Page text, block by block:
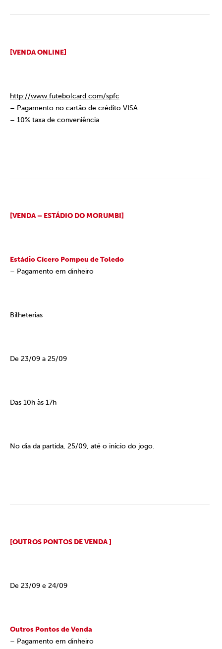
[VENDA ONLINE]
http://www.futebolcard.com/spfc
– Pagamento no cartão de crédito VISA
– 10% taxa de conveniência
[VENDA – ESTÁDIO DO MORUMBI]
Estádio Cícero Pompeu de Toledo
– Pagamento em dinheiro
Bilheterias
De 23/09 a 25/09
Das 10h às 17h
No dia da partida, 25/09, até o início do jogo.
[OUTROS PONTOS DE VENDA ]
De 23/09 e 24/09
Outros Pontos de Venda
– Pagamento em dinheiro